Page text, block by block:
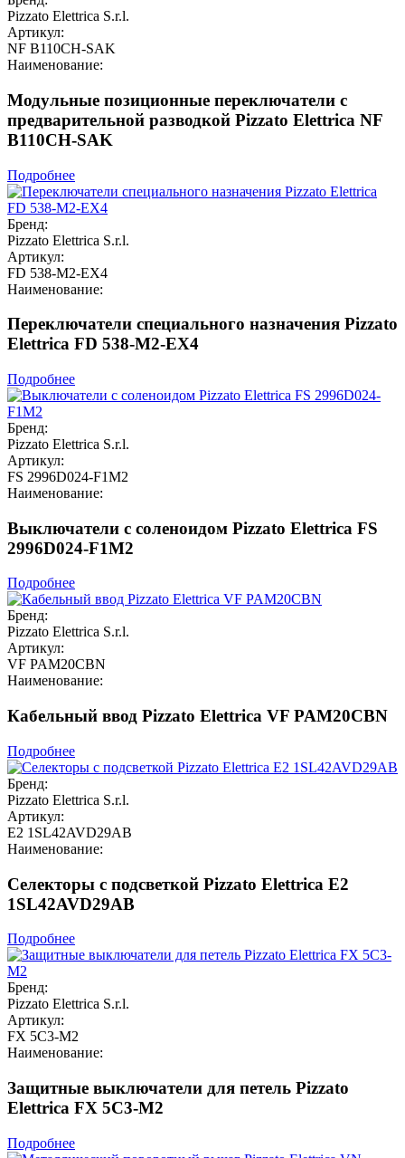
Pizzato Elettrica S.r.l.
Артикул:
NF B110CH-SAK
Наименование:
Модульные позиционные переключатели с
предварительной разводкой Pizzato Elettrica NF
B110CH-SAK
Подробнее
Бренд:
Pizzato Elettrica S.r.l.
Артикул:
FD 538-M2-EX4
Наименование:
Переключатели специального назначения Pizzato
Elettrica FD 538-M2-EX4
Подробнее
Бренд:
Pizzato Elettrica S.r.l.
Артикул:
FS 2996D024-F1M2
Наименование:
Выключатели с соленоидом Pizzato Elettrica FS
2996D024-F1M2
Подробнее
Бренд:
Pizzato Elettrica S.r.l.
Артикул:
VF PAM20CBN
Наименование:
Кабельный ввод Pizzato Elettrica VF PAM20CBN
Подробнее
Бренд:
Pizzato Elettrica S.r.l.
Артикул:
E2 1SL42AVD29AB
Наименование:
Селекторы с подсветкой Pizzato Elettrica E2
1SL42AVD29AB
Подробнее
Бренд:
Pizzato Elettrica S.r.l.
Артикул:
FX 5C3-M2
Наименование:
Защитные выключатели для петель Pizzato
Elettrica FX 5C3-M2
Подробнее